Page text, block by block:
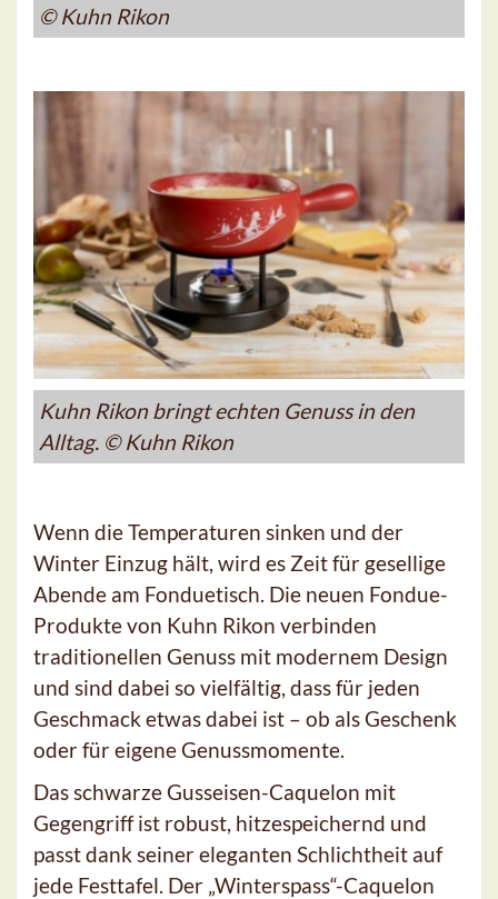
© Kuhn Rikon
Kuhn Rikon bringt echten Genuss in den
Alltag. © Kuhn Rikon
Wenn die Temperaturen sinken und der
Winter Einzug hält, wird es Zeit für gesellige
Abende am Fonduetisch. Die neuen Fondue-
Produkte von Kuhn Rikon verbinden
traditionellen Genuss mit modernem Design
und sind dabei so vielfältig, dass für jeden
Geschmack etwas dabei ist – ob als Geschenk
oder für eigene Genussmomente.
Das schwarze Gusseisen-Caquelon mit
Gegengriff ist robust, hitzespeichernd und
passt dank seiner eleganten Schlichtheit auf
jede Festtafel. Der „Winterspass“-Caquelon